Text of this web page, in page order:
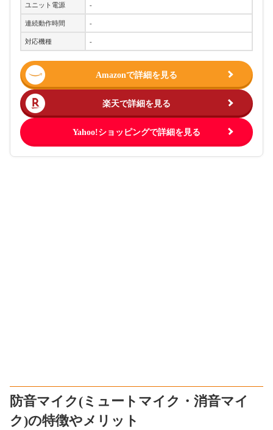
ユニット電源 -
連続動作時間 -
対応機種 -
Amazonで詳細を見る
楽天で詳細を見る
Yahoo!ショッピングで詳細を見る
防音マイク(ミュートマイク・消音マイ
ク)の特徴やメリット